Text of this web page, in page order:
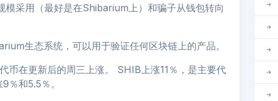
模采用（最好是在Shibarium上）和骗子从钱包转向
生态系统，可以用于验证任何区块链上的产品。
在更新后的周三上涨。 SHIB上涨11％，是主要代
％和5.5％。